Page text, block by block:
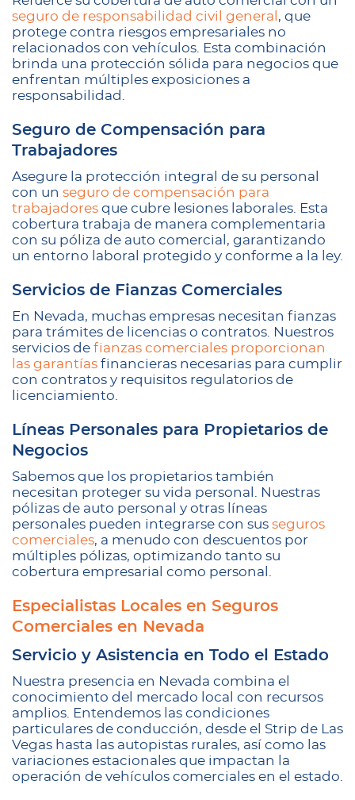
seguro de responsabilidad civil general , que
protege contra riesgos empresariales no
relacionados con vehículos. Esta combinación
brinda una protección sólida para negocios que
enfrentan múltiples exposiciones a
responsabilidad.
Seguro de Compensación para
Trabajadores
Asegure la protección integral de su personal
con un seguro de compensación para
trabajadores que cubre lesiones laborales. Esta
cobertura trabaja de manera complementaria
con su póliza de auto comercial, garantizando
un entorno laboral protegido y conforme a la ley.
Servicios de Fianzas Comerciales
En Nevada, muchas empresas necesitan fianzas
para trámites de licencias o contratos. Nuestros
servicios de fianzas comerciales proporcionan
las garantías financieras necesarias para cumplir
con contratos y requisitos regulatorios de
licenciamiento.
Líneas Personales para Propietarios de
Negocios
Sabemos que los propietarios también
necesitan proteger su vida personal. Nuestras
pólizas de auto personal y otras líneas
personales pueden integrarse con sus seguros
comerciales, a menudo con descuentos por
múltiples pólizas, optimizando tanto su
cobertura empresarial como personal.
Especialistas Locales en Seguros
Comerciales en Nevada
Servicio y Asistencia en Todo el Estado
Nuestra presencia en Nevada combina el
conocimiento del mercado local con recursos
amplios. Entendemos las condiciones
particulares de conducción, desde el Strip de Las
Vegas hasta las autopistas rurales, así como las
variaciones estacionales que impactan la
operación de vehículos comerciales en el estado.